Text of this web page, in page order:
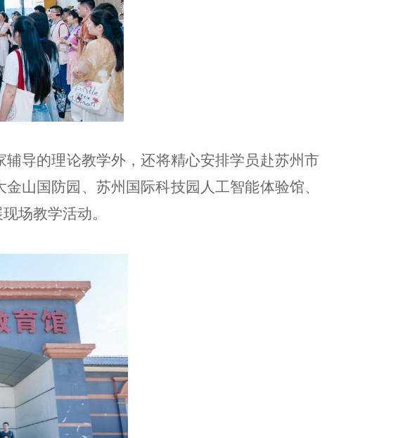
导的理论教学外，还将精心安排学员赴苏州市
山国防园、苏州国际科技园人工智能体验馆、
场教学活动。